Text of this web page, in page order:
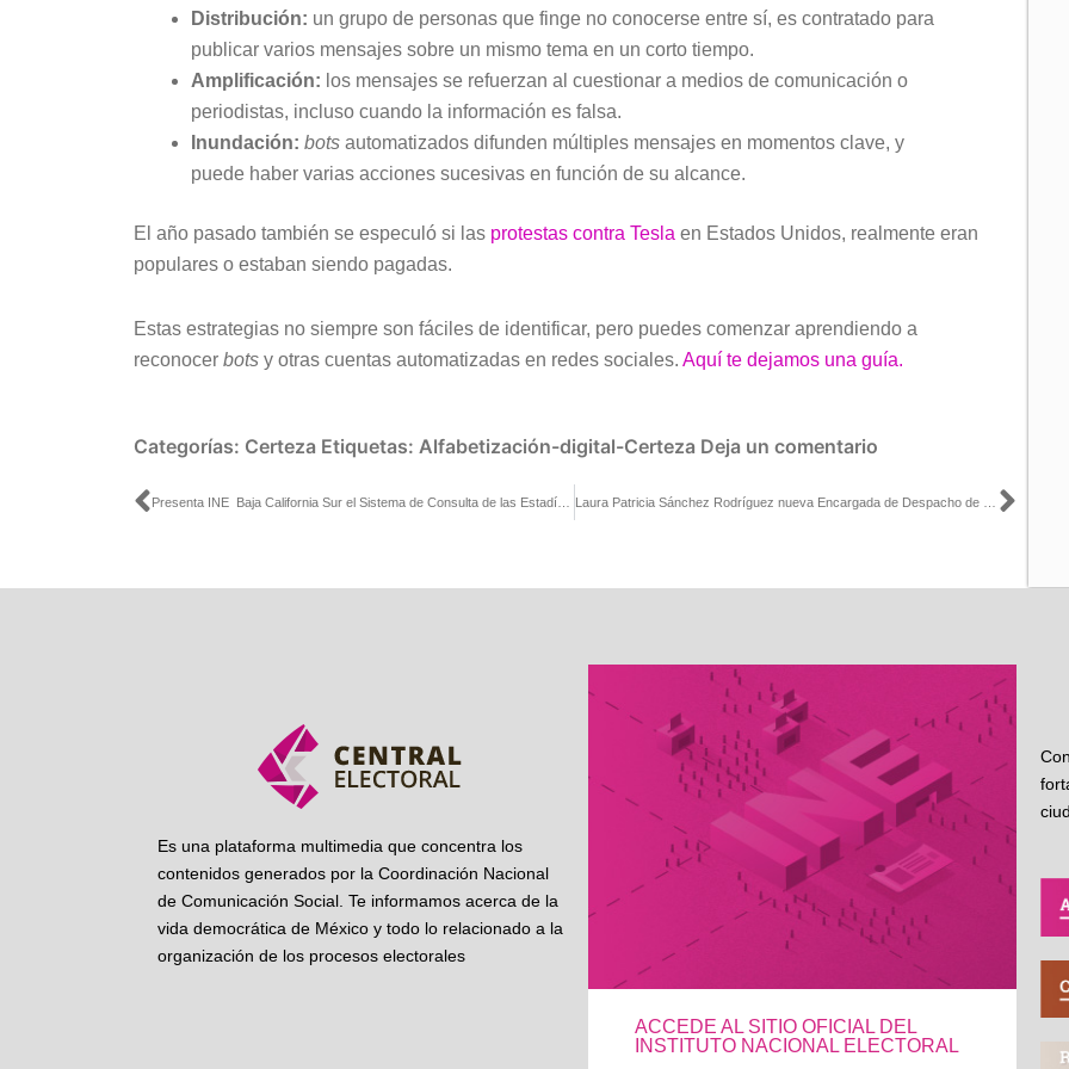
Distribución: un grupo de personas que finge no conocerse entre sí, es contratado para
publicar varios mensajes sobre un mismo tema en un corto tiempo.
Amplificación: los mensajes se refuerzan al cuestionar a medios de comunicación o
periodistas, incluso cuando la información es falsa.
Inundación: bots automatizados difunden múltiples mensajes en momentos clave, y
puede haber varias acciones sucesivas en función de su alcance.
El año pasado también se especuló si las protestas contra Tesla en Estados Unidos, realmente eran
populares o estaban siendo pagadas.
Estas estrategias no siempre son fáciles de identificar, pero puedes comenzar aprendiendo a
reconocer bots y otras cuentas automatizadas en redes sociales. Aquí te dejamos una guía.
Categorías: Certeza Etiquetas: Alfabetización-digital-Certeza Deja un comentario
Ant
Es una plataforma multimedia que concentra los
contenidos generados por la Coordinación Nacional
de Comunicación Social. Te informamos acerca de la
vida democrática de México y todo lo relacionado a la
organización de los procesos electorales
ACCEDE AL SITIO OFICIAL DEL
INSTITUTO NACIONAL ELECTORAL